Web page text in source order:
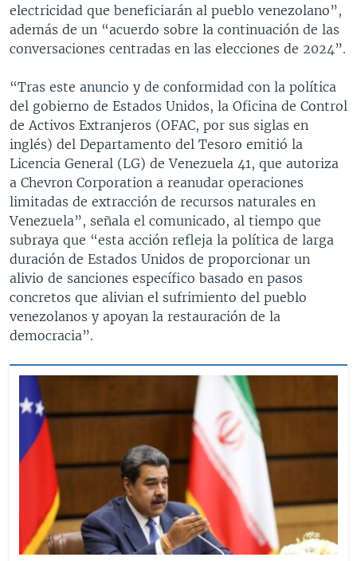
electricidad que beneficiarán al pueblo venezolano”,
además de un “acuerdo sobre la continuación de las
conversaciones centradas en las elecciones de 2024”.
“Tras este anuncio y de conformidad con la política
del gobierno de Estados Unidos, la Oficina de Control
de Activos Extranjeros (OFAC, por sus siglas en
inglés) del Departamento del Tesoro emitió la
Licencia General (LG) de Venezuela 41, que autoriza
a Chevron Corporation a reanudar operaciones
limitadas de extracción de recursos naturales en
Venezuela”, señala el comunicado, al tiempo que
subraya que “esta acción refleja la política de larga
duración de Estados Unidos de proporcionar un
alivio de sanciones específico basado en pasos
concretos que alivian el sufrimiento del pueblo
venezolanos y apoyan la restauración de la
democracia”.